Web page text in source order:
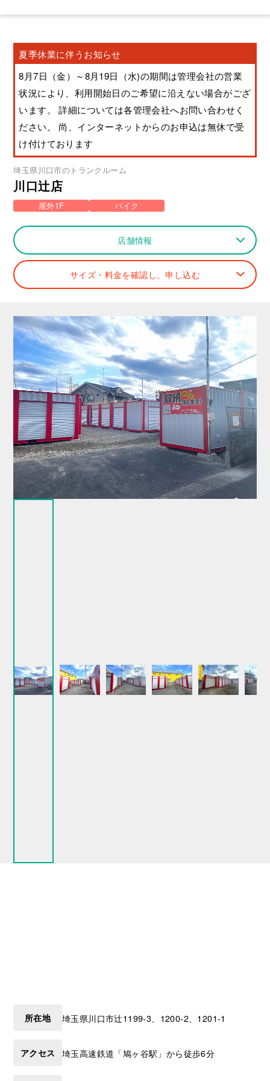
夏季休業に伴うお知らせ
8月7日（金）～8月19日（水)の期間は管理会社の営業
状況により、利用開始日のご希望に沿えない場合がござ
います。 詳細については各管理会社へお問い合わせく
ださい。 尚、インターネットからのお申込は無休で受
け付けております
埼玉県川口市のトランクルーム
川口辻店
屋外1F バイク
店舗情報
サイズ・料金を確認し、申し込む
所在地 埼玉県 川口市辻1199-3、1200-2、1201-1
アクセス 埼玉高速鉄道「鳩ヶ谷駅」から徒歩6分